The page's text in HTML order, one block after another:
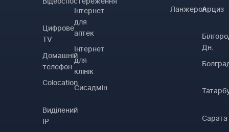
Цифрове
TV
Домашній
телефон
Colocation
Виділений
IP
Інтернет
для
аптек
Інтернет
для
клінік
Сисадмін
ЛанжеронАрциз
Дн.
Сарата